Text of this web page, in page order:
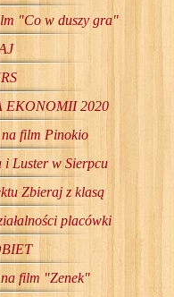
"Co w duszy gra"
EKONOMII 2020
film Pinokio
i Luster w Sierpcu
Zbieraj z klasą
placówki
film "Zenek"